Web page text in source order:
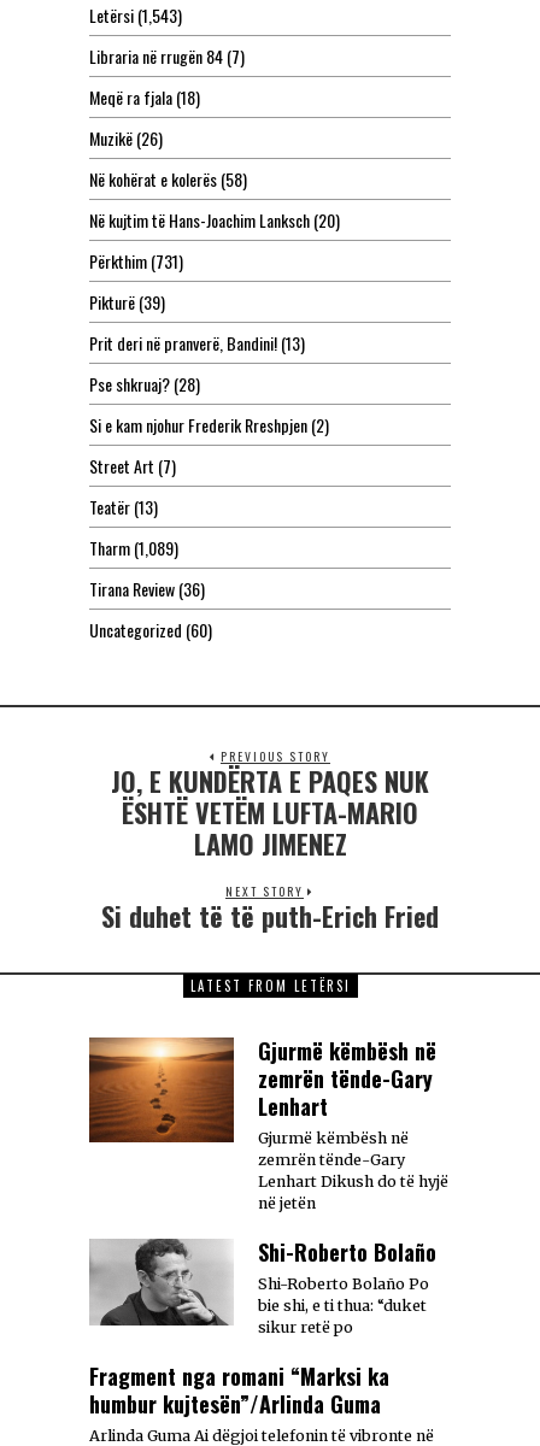
Letërsi(1,543)
Libraria në rrugën 84(7)
Meqë ra fjala(18)
Muzikë(26)
Në kohërat e kolerës(58)
Në kujtim të Hans-Joachim Lanksch(20)
Përkthim(731)
Pikturë(39)
Prit deri në pranverë, Bandini!(13)
Pse shkruaj?(28)
Si e kam njohur Frederik Rreshpjen(2)
Street Art (7)
Teatër(13)
Tharm(1,089)
Tirana Review(36)
Uncategorized (60)
PREVIOUS STORY
JO, E KUNDËRTA E PAQES NUK
ËSHTË VETËM LUFTA-MARIO
LAMO JIMENEZ
NEXT STORY
Si duhet të të puth-Erich Fried
LATEST FROM LETËRSI
Gjurmë këmbësh në
zemrën tënde-Gary
Lenhart
Gjurmë këmbësh në
zemrën tënde-Gary
Lenhart Dikush do të hyjë
në jetën
Shi-Roberto Bolaño
Shi-Roberto Bolaño Po
bie shi, e ti thua: “duket
sikur retë po
Fragment nga romani “Marksi ka
humbur kujtesën”/Arlinda Guma
Arlinda Guma Ai dëgjoi telefonin të vibronte në